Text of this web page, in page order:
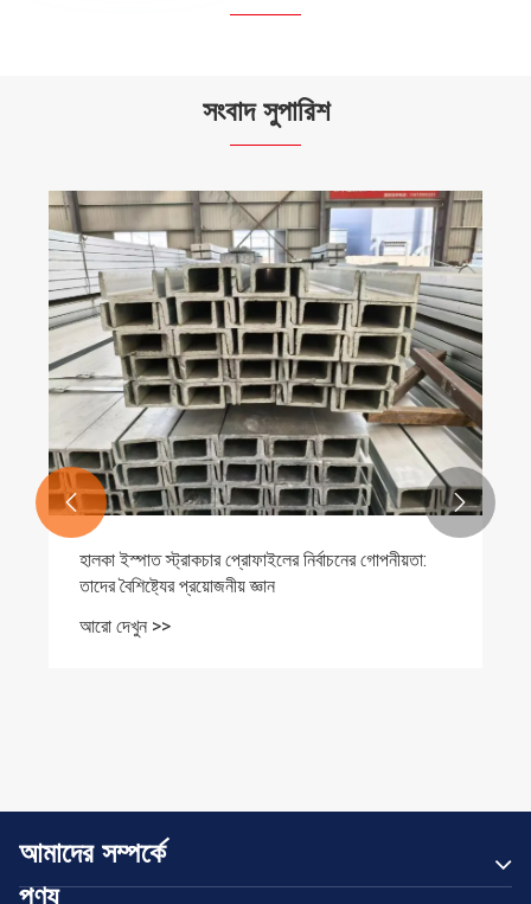
সংবাদ সুপারিশ
হালকা ইস্পাত স্ট্রাকচার প্রোফাইলের নির্বাচনের গোপনীয়তা:
তাদের বৈশিষ্ট্যের প্রয়োজনীয় জ্ঞান
আরো দেখুন >>
 
আমাদের সম্পর্কে
পণ্য